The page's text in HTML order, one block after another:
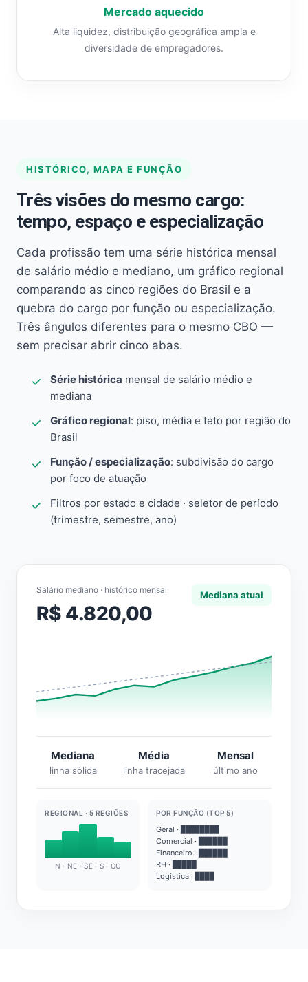
Mercado aquecido
Alta liquidez, distribuição geográfica ampla e
diversidade de empregadores.
HISTÓRICO, MAPA E FUNÇÃO
Três visões do mesmo cargo:
tempo, espaço e especialização
Cada profissão tem uma série histórica mensal
de salário médio e mediano, um gráfico regional
comparando as cinco regiões do Brasil e a
quebra do cargo por função ou especialização.
Três ângulos diferentes para o mesmo CBO —
sem precisar abrir cinco abas.
Série histórica mensal de salário médio e
mediana
Gráfico regional: piso, média e teto por região do
Brasil
Função / especialização: subdivisão do cargo
por foco de atuação
Filtros por estado e cidade · seletor de período
(trimestre, semestre, ano)
Salário mediano · histórico mensal
R$ 4.820,00
Mediana atual
Mediana
linha sólida
Média
linha tracejada
Mensal
último ano
REGIONAL · 5 REGIÕES
N · NE · SE · S · CO
POR FUNÇÃO (TOP 5)
Geral · ████████
Comercial · ██████
Financeiro · ██████
RH · █████
Logística · ████